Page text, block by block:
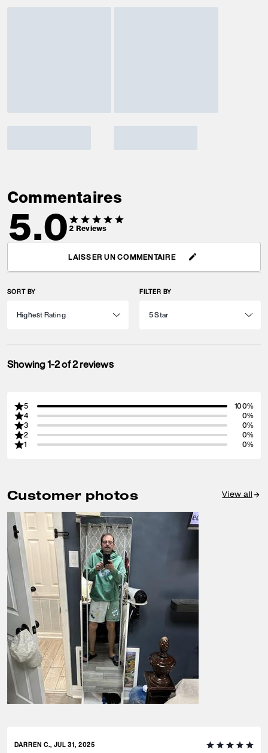
Commentaires
5.02 Reviews
LAISSER UN COMMENTAIRE
SORT BY FILTER BY
Showing 1-2 of 2 reviews
5
100%
4
0%
3
0%
2
0%
1
0%
Customer photos View all
DARREN C., JUL 31, 2025